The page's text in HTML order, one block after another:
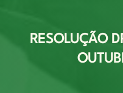
RESOLUÇÃO